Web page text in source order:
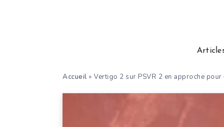
Accueil » Vertigo 2 sur PSVR 2 en approche